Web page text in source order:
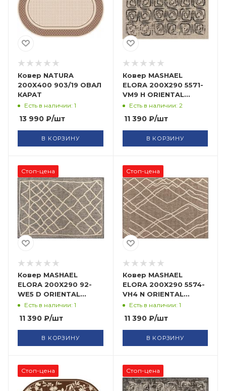
Ковер NATURA
200Х400 903/19 ОВАЛ
КАРАТ
Есть в наличии: 1
13 990 ₽/шт
В КОРЗИНУ
Ковер MASHAEL
ELORA 200X290 5571-
VM9 H ORIENTAL
WEAVERS
Есть в наличии: 2
11 390₽/шт
В КОРЗИНУ
Стоп-цена
Ковер MASHAEL
ELORA 200X290 92-
WE5 D ORIENTAL
WEAVERS
Есть в наличии: 1
11 390 ₽/шт
В КОРЗИНУ
Стоп-цена
Ковер MASHAEL
ELORA 200X290 5574-
VH4 N ORIENTAL
WEAVERS
Есть в наличии: 1
11 390₽/шт
В КОРЗИНУ
Стоп-цена Стоп-цена